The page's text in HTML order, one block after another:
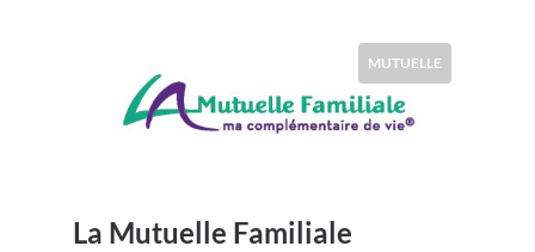
MUTUELLE
La Mutuelle Familiale